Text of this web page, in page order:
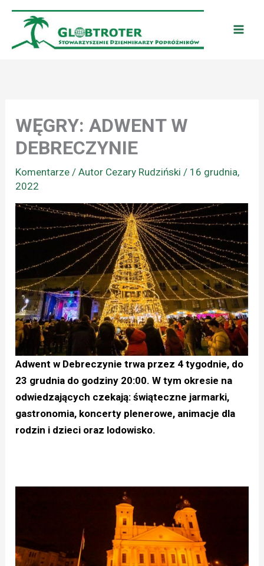
Przejdź
treści
WĘGRY: ADWENT W
DEBRECZYNIE
Komentarze / Autor Cezary Rudziński/ 16 grudnia,
2022
Adwent w Debreczynie trwa przez 4 tygodnie, do
23 grudnia do godziny 20:00. W tym okresie na
odwiedzających czekają: świąteczne jarmarki,
gastronomia, koncerty plenerowe, animacje dla
rodzin i dzieci oraz lodowisko.